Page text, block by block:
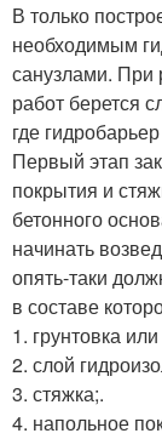
В только
необходимым
санузлами. При
работ берется
где
Первый этап
покрытия и
бетонного
начинать
опять-таки
в составе
1. грунтовка
2. слой
3. стяжка;.
4. напольное